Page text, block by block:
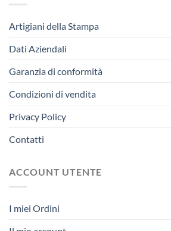
Artigiani della Stampa
Dati Aziendali
Garanzia di conformità
Condizioni di vendita
Privacy Policy
Contatti
ACCOUNT UTENTE
I miei Ordini